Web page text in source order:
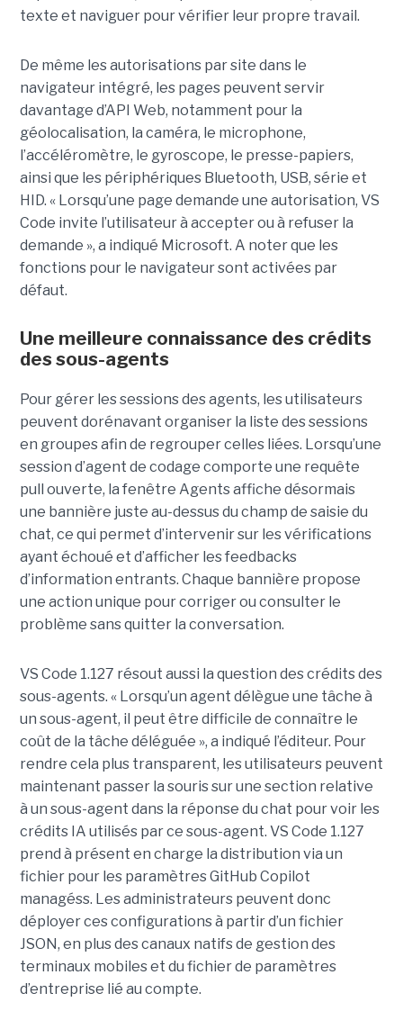
texte et naviguer pour vérifier leur propre travail.
De même les autorisations par site dans le
navigateur intégré, les pages peuvent servir
davantage d’API Web, notamment pour la
géolocalisation, la caméra, le microphone,
l’accéléromètre, le gyroscope, le presse-papiers,
ainsi que les périphériques Bluetooth, USB, série et
HID. « Lorsqu’une page demande une autorisation, VS
Code invite l’utilisateur à accepter ou à refuser la
demande », a indiqué Microsoft. A noter que les
fonctions pour le navigateur sont activées par
défaut.
Une meilleure connaissance des crédits
des sous-agents
Pour gérer les sessions des agents, les utilisateurs
peuvent dorénavant organiser la liste des sessions
en groupes afin de regrouper celles liées. Lorsqu’une
session d’agent de codage comporte une requête
pull ouverte, la fenêtre Agents affiche désormais
une bannière juste au-dessus du champ de saisie du
chat, ce qui permet d’intervenir sur les vérifications
ayant échoué et d’afficher les feedbacks
d’information entrants. Chaque bannière propose
une action unique pour corriger ou consulter le
problème sans quitter la conversation.
VS Code 1.127 résout aussi la question des crédits des
sous-agents. « Lorsqu’un agent délègue une tâche à
un sous-agent, il peut être difficile de connaître le
coût de la tâche déléguée », a indiqué l’éditeur. Pour
rendre cela plus transparent, les utilisateurs peuvent
maintenant passer la souris sur une section relative
à un sous-agent dans la réponse du chat pour voir les
crédits IA utilisés par ce sous-agent. VS Code 1.127
prend à présent en charge la distribution via un
fichier pour les paramètres GitHub Copilot
managéss. Les administrateurs peuvent donc
déployer ces configurations à partir d’un fichier
JSON, en plus des canaux natifs de gestion des
terminaux mobiles et du fichier de paramètres
d’entreprise lié au compte.